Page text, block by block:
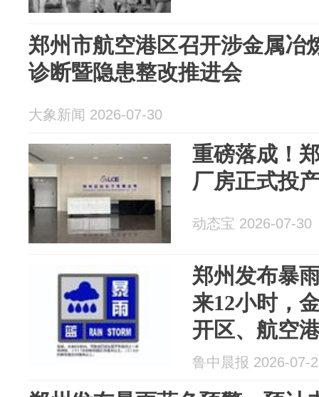
郑州市航空港区召开涉金属冶
诊断暨隐患整改推进会
大象新闻 2026-07-30
重磅落成！
厂房正式投
动态宝 2026-07-30
郑州发布暴
来12小时，
开区、航空
部乡镇和街
鲁中晨报 2026-07-